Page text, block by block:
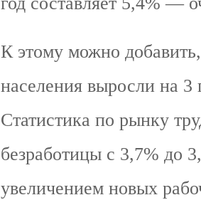
К этому можно
населения выросли на 3
Статистика по рынку
безработицы с 3,7% до
увеличением новых